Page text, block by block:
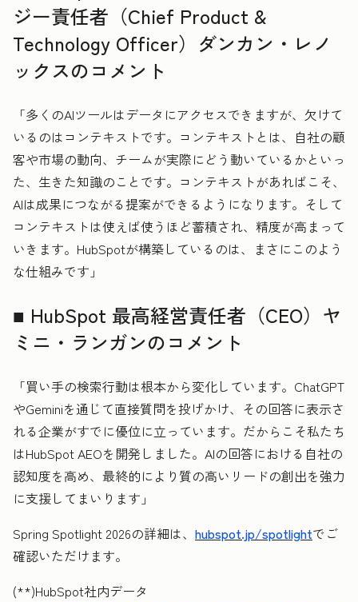
ジー責任者（Chief Product &
Technology Officer）ダンカン・レノ
ックスのコメント
「多くのAIツールはデータにアクセスできますが、欠けて
いるのはコンテキストです。コンテキストとは、自社の顧
客や市場の動向、チームが実際にどう動いているかといっ
た、生きた知識のことです。コンテキストがあればこそ、
AIは成果につながる提案ができるようになります。そして
コンテキストは使えば使うほど蓄積され、精度が高まって
いきます。HubSpotが構築しているのは、まさにこのよう
な仕組みです」
■ HubSpot 最高経営責任者（CEO）ヤ
ミニ・ランガンのコメント
「買い手の検索行動は根本から変化しています。ChatGPT
やGeminiを通じて直接質問を投げかけ、その回答に表示さ
れる企業がすでに優位に立っています。だからこそ私たち
はHubSpot AEOを開発しました。AIの回答における自社の
認知度を高め、最終的により質の高いリードの創出を強力
に支援してまいります」
Spring Spotlight 2026の詳細は、 hubspot.jp/spotlightでご
確認いただけます。
(**)HubSpot社内データ